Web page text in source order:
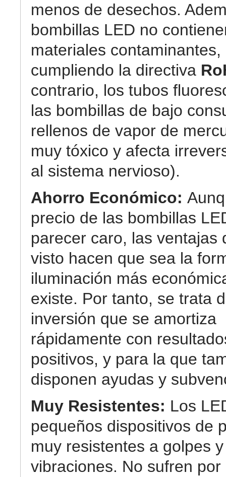
menos de desechos.
bombillas LED no
materiales contaminantes,
cumpliendo la directiva
contrario, los tubos
las bombillas de bajo
rellenos de vapor de
muy tóxico y afecta
al sistema nervioso).
Ahorro Económico:
precio de las bombillas
parecer caro, las ventajas
visto hacen que sea la
iluminación más
existe. Por tanto, se trata
inversión que se amortiza
rápidamente con
positivos, y para la que
disponen ayudas y
Muy Resistentes: Los
pequeños dispositivos de
muy resistentes a golpes y
vibraciones. No sufren por